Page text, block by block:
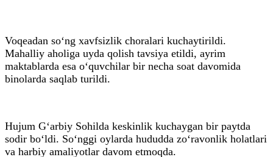
Voqeadan so‘ng xavfsizlik choralari kuchaytirildi.
Mahalliy aholiga uyda qolish tavsiya etildi, ayrim
maktablarda esa o‘quvchilar bir necha soat davomida
binolarda saqlab turildi.
Hujum G‘arbiy Sohilda keskinlik kuchaygan bir paytda
sodir bo‘ldi. So‘nggi oylarda hududda zo‘ravonlik holatlari
va harbiy amaliyotlar davom etmoqda.